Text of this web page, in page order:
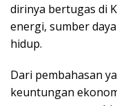
dirinya bertugas di
energi, sumber
hidup.
Dari pembahasan
keuntungan